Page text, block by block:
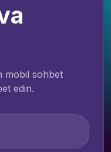
mobil sohbet
edin.